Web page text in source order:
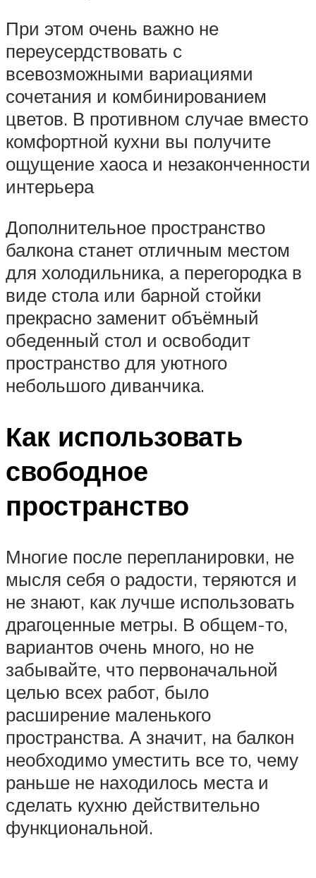
При этом очень важно не
переусердствовать с
всевозможными вариациями
сочетания и комбинированием
цветов. В противном случае вместо
комфортной кухни вы получите
ощущение хаоса и незаконченности
интерьера
Дополнительное пространство
балкона станет отличным местом
для холодильника, а перегородка в
виде стола или барной стойки
прекрасно заменит объёмный
обеденный стол и освободит
пространство для уютного
небольшого диванчика.
Как использовать
свободное
пространство
Многие после перепланировки, не
мысля себя о радости, теряются и
не знают, как лучше использовать
драгоценные метры. В общем-то,
вариантов очень много, но не
забывайте, что первоначальной
целью всех работ, было
расширение маленького
пространства. А значит, на балкон
необходимо уместить все то, чему
раньше не находилось места и
сделать кухню действительно
функциональной.